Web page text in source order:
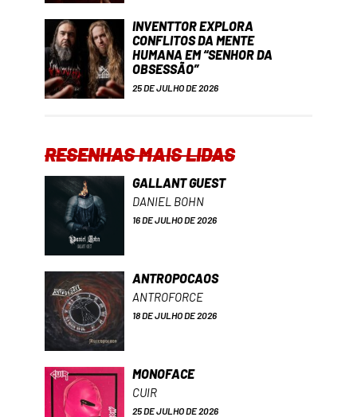
INVENTTOR EXPLORA
CONFLITOS DA MENTE
HUMANA EM “SENHOR DA
OBSESSÃO”
25 DE JULHO DE 2026
RESENHAS MAIS LIDAS
GALLANT GUEST
DANIEL BOHN
16 DE JULHO DE 2026
ANTROPOCAOS
ANTROFORCE
18 DE JULHO DE 2026
MONOFACE
CUIR
25 DE JULHO DE 2026